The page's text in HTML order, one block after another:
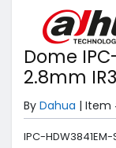
Dome
2.8mm
By Dahua | Item
IPC-HDW3841EM-